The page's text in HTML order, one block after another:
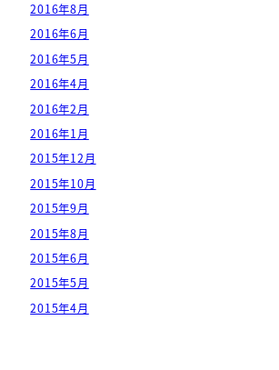
2016年8月
2016年6月
2016年5月
2016年4月
2016年2月
2016年1月
2015年12月
2015年10月
2015年9月
2015年8月
2015年6月
2015年5月
2015年4月